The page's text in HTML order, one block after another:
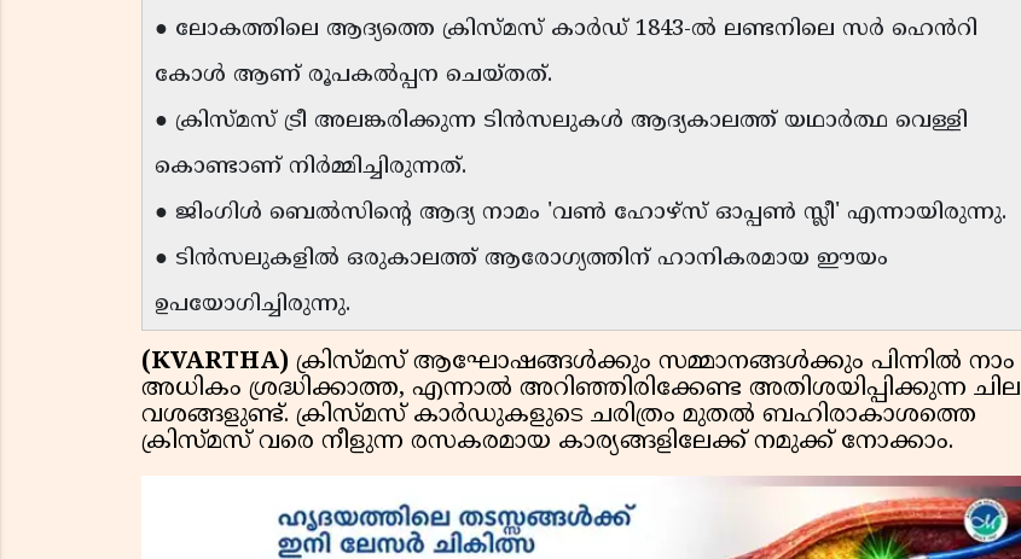
● ലോകത്തിലെ ആദ്യത്തെ ക്രിസ്മസ് കാർഡ് 1843-ൽ ലണ്ടനിലെ സർ ഹെൻറി
കോൾ ആണ് രൂപകൽപ്പന ചെയ്തത്.
● ക്രിസ്മസ് ട്രീ അലങ്കരിക്കുന്ന ടിൻസലുകൾ ആദ്യകാലത്ത് യഥാർത്ഥ വെള്ളി
കൊണ്ടാണ് നിർമ്മിച്ചിരുന്നത്.
● ജിംഗിൾ ബെൽസിന്റെ ആദ്യ നാമം 'വൺ ഹോഴ്സ് ഓപ്പൺ സ്ലീ' എന്നായിരുന്നു.
● ടിൻസലുകളിൽ ഒരുകാലത്ത് ആരോഗ്യത്തിന് ഹാനികരമായ ഈയം
ഉപയോഗിച്ചിരുന്നു.
(KVARTHA) ക്രിസ്മസ് ആഘോഷങ്ങൾക്കും സമ്മാനങ്ങൾക്കും പിന്നിൽ നാം
അധികം ശ്രദ്ധിക്കാത്ത, എന്നാൽ അറിഞ്ഞിരിക്കേണ്ട അതിശയിപ്പിക്കുന്ന ചില
വശങ്ങളുണ്ട്. ക്രിസ്മസ് കാർഡുകളുടെ ചരിത്രം മുതൽ ബഹിരാകാശത്തെ
ക്രിസ്മസ് വരെ നീളുന്ന രസകരമായ കാര്യങ്ങളിലേക്ക് നമുക്ക് നോക്കാം.